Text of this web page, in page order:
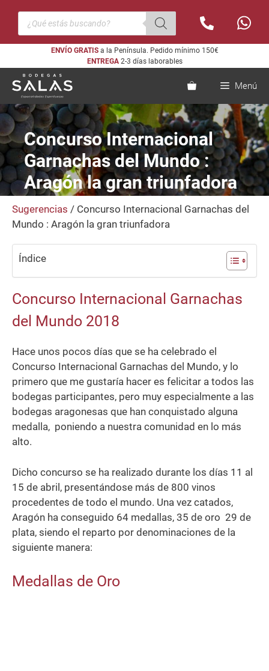
contenido
Búsqueda
de
productos
ENVÍO GRATIS a la Península. Pedido mínimo 150€
ENTREGA 2-3 días laborables
Menú
Concurso Internacional
Garnachas del Mundo :
Aragón la gran triunfadora
Sugerencias / Concurso Internacional Garnachas del
Mundo : Aragón la gran triunfadora
Concurso Internacional Garnachas
del Mundo 2018
Hace unos pocos días que se ha celebrado el
Concurso Internacional Garnachas del Mundo, y lo
primero que me gustaría hacer es felicitar a todos las
bodegas participantes, pero muy especialmente a las
bodegas aragonesas que han conquistado alguna
medalla, poniendo a nuestra comunidad en lo más
alto.
Dicho concurso se ha realizado durante los días 11 al
15 de abril, presentándose más de 800 vinos
procedentes de todo el mundo. Una vez catados,
Aragón ha conseguido 64 medallas, 35 de oro 29 de
plata, siendo el reparto por denominaciones de la
siguiente manera:
Medallas de Oro